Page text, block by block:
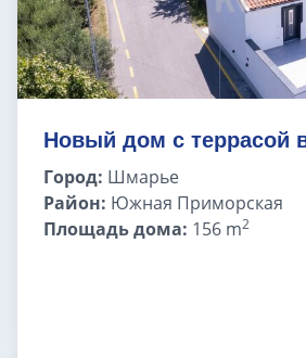
Новый дом с террасой
Город: Шмарье
Район: Южная Приморская
Площадь дома: 156 m2